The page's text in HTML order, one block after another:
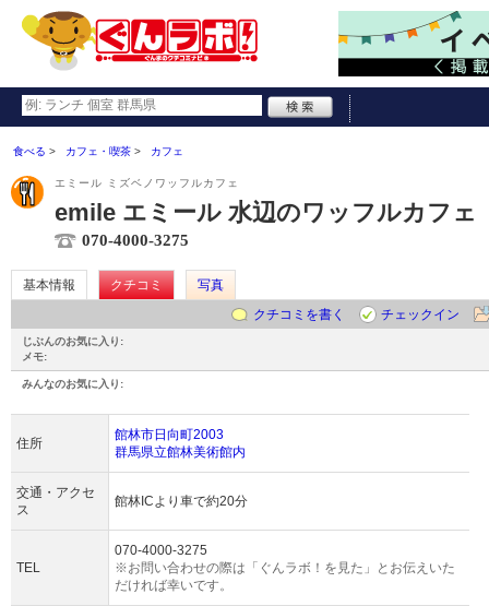
食べる カフェ・喫茶 カフェ
エミール ミズベノワッフルカフェ
emile エミール 水辺のワッフルカフェ
070-4000-3275
基本情報 クチコミ
写真
クチコミを書く
チェックイン
じぶんのお気に入り:
メモ:
みんなのお気に入り:
住所
館林市日向町2003
群馬県立館林美術館内
交通・アクセ
ス
館林ICより車で約20分
TEL
070-4000-3275
※お問い合わせの際は「ぐんラボ！を見た」とお伝えいた
だければ幸いです。